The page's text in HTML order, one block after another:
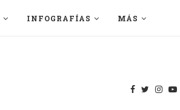
INFOGRAFÍAS MÁS